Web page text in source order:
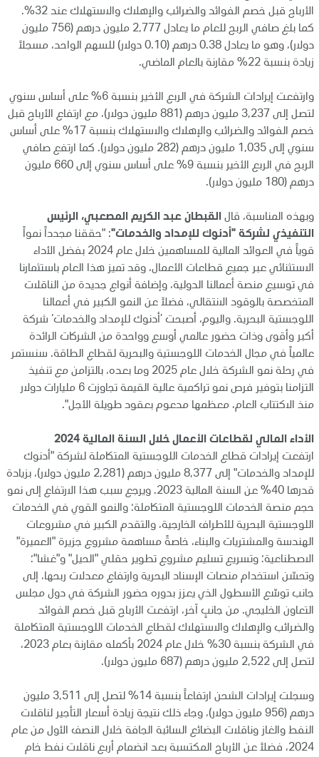
الأرباح قبل خصم الفوائد والضرائب والإهلاك والاستهلاك عند 32%.
كما بلغ صافي الربح للعام ما يعادل 2,777 مليون درهم (756 مليون
دولار)، وهو ما يعادل 0.38 درهم (0.10 دولار) للسهم الواحد، مسجلاً
زيادة بنسبة 22% مقارنة بالعام الماضي.
وارتفعت إيرادات الشركة في الربع الأخير بنسبة 6% على أساس سنوي
لتصل إلى 3,237 مليون درهم (881 مليون دولار)، مع ارتفاع الأرباح قبل
خصم الفوائد والضرائب والإهلاك والاستهلاك بنسبة 17% على أساس
سنوي إلى 1,035 مليون درهم (282 مليون دولار). كما ارتفع صافي
الربح في الربع الأخير بنسبة 9% على أساس سنوي إلى 660 مليون
درهم (180 مليون دولار).
وبهذه المناسبة، قال القبطان عبد الكريم المصعبي، الرئيس
التنفيذي لشركة "أدنوك للإمداد والخدمات": "حققنا مجدداً نمواً
قوياً في العوائد المالية للمساهمين خلال عام 2024 بفضل الأداء
الاستثنائي عبر جميع قطاعات الأعمال، وقد تميز هذا العام باستثمارنا
في توسيع منصة أعمالنا الدولية، وإضافة أنواع جديدة من الناقلات
المتخصصة بالوقود الانتقالي، فضلاً عن النمو الكبير في أعمالنا
اللوجستية البحرية. واليوم، أصبحت ’أدنوك للإمداد والخدمات‘ شركة
أكبر وأقوى وذات حضور عالمي أوسع وواحدة من الشركات الرائدة
عالمياً في مجال الخدمات اللوجستية والبحرية لقطاع الطاقة. سنستمر
في رحلة نمو الشركة خلال عام 2025 وما بعده، بالتزامن مع تنفيذ
التزامنا بتوفير فرص نمو تراكمية عالية القيمة تجاوزت 6 مليارات دولار
منذ الاكتتاب العام، معظمها مدعوم بعقود طويلة الأجل".
الأداء المالي لقطاعات الأعمال خلال السنة المالية 2024
ارتفعت إيرادات قطاع الخدمات اللوجستية المتكاملة لشركة "أدنوك
للإمداد والخدمات" إلى 8,377 مليون درهم (2,281 مليون دولار)، بزيادة
قدرها 40% عن السنة المالية 2023. ويرجع سبب هذا الارتفاع إلى نمو
حجم منصة الخدمات اللوجستية المتكاملة؛ والنمو القوي في الخدمات
اللوجستية البحرية للأطراف الخارجية، والتقدم الكبير في مشروعات
الهندسة والمشتريات والبناء، خاصةً مساهمة مشروع جزيرة "العميرة"
الاصطناعية؛ وتسريع تسليم مشروع تطوير حقلي "الحيل" و"غشا"؛
وتحسّن استخدام منصات الإسناد البحرية وارتفاع معدلات ربحها، إلى
جانب توسّع الأسطول الذي يعزز بدوره حضور الشركة في دول مجلس
التعاون الخليجي. من جانبٍ آخر، ارتفعت الأرباح قبل خصم الفوائد
والضرائب والإهلاك والاستهلاك لقطاع الخدمات اللوجستية المتكاملة
في الشركة بنسبة 30% خلال عام 2024 بأكمله مقارنة بعام 2023،
لتصل إلى 2,522 مليون درهم (687 مليون دولار).
وسجلت إيرادات الشحن ارتفاعاً بنسبة 14% لتصل إلى 3,511 مليون
درهم (956 مليون دولار)، وجاء ذلك نتيجة زيادة أسعار التأجير لناقلات
النفط والغاز وناقلات البضائع السائبة الجافة خلال النصف الأول من عام
2024، فضلاً عن الأرباح المكتسبة بعد انضمام أربع ناقلات نفط خام